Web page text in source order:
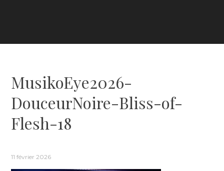
MusikoEye2026-
DouceurNoire-Bliss-of-
Flesh-18
11 février 2026